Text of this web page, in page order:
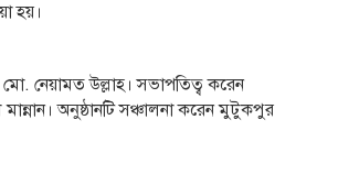
হয়।
মো. নেয়ামত উল্লাহ। সভাপতিত্ব করেন
অনুষ্ঠানটি সঞ্চালনা করেন মুটুকপুর